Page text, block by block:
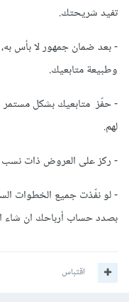
تفيد شريحتك.
- بعد ضمان جمهور لا بأس
وطبيعة متابعيك.
- حفّز متابعيك بشكل مستمر
لهم.
- ركز على العروض ذات نسب
- لو نفّذت جميع الخطوات
بصدد حساب أرباحك ان شاء
اقتباس